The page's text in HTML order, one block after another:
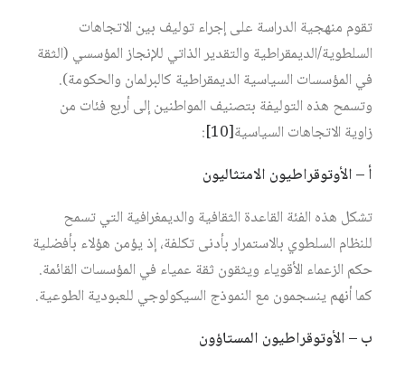
تقوم منهجية الدراسة على إجراء توليف بين الاتجاهات
السلطوية/الديمقراطية والتقدير الذاتي للإنجاز المؤسسي (الثقة
في المؤسسات السياسية الديمقراطية كالبرلمان والحكومة).
وتسمح هذه التوليفة بتصنيف المواطنين إلى أربع فئات من
زاوية الاتجاهات السياسية‏[10]
:
أ – الأوتوقراطيون الامتثاليون
تشكل هذه الفئة القاعدة الثقافية والديمغرافية التي تسمح
للنظام السلطوي بالاستمرار بأدنى تكلفة، إذ يؤمن هؤلاء بأفضلية
حكم الزعماء الأقوياء ويثقون ثقة عمياء في المؤسسات القائمة.
كما أنهم ينسجمون مع النموذج السيكولوجي للعبودية الطوعية.
ب – الأوتوقراطيون المستاؤون